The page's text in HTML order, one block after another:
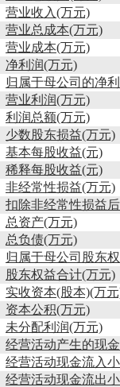
营业收入(万元)
营业总成本(万元)
营业成本(万元)
净利润(万元)
归属于母公司的净
营业利润(万元)
利润总额(万元)
少数股东损益(万元)
基本每股收益(元)
稀释每股收益(元)
非经常性损益(万元)
扣除非经常性损益
总资产(万元)
总负债(万元)
归属于母公司股东
股东权益合计(万元)
实收资本(股本)(万
资本公积(万元)
未分配利润(万元)
经营活动产生的现
经营活动现金流入
经营活动现金流出